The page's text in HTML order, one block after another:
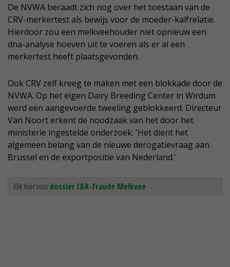
De NVWA beraadt zich nog over het toestaan van de
CRV-merkertest als bewijs voor de moeder-kalfrelatie.
Hierdoor zou een melkveehouder niet opnieuw een
dna-analyse hoeven uit te voeren als er al een
merkertest heeft plaatsgevonden.
Ook CRV zelf kreeg te maken met een blokkade door de
NVWA. Op het eigen Dairy Breeding Center in Wirdum
werd een aangevoerde tweeling geblokkeerd. Directeur
Van Noort erkent de noodzaak van het door het
ministerie ingestelde onderzoek. 'Het dient het
algemeen belang van de nieuwe derogatievraag aan
Brussel en de exportpositie van Nederland.'
Klik hier voordossier I&R-fraude Melkvee